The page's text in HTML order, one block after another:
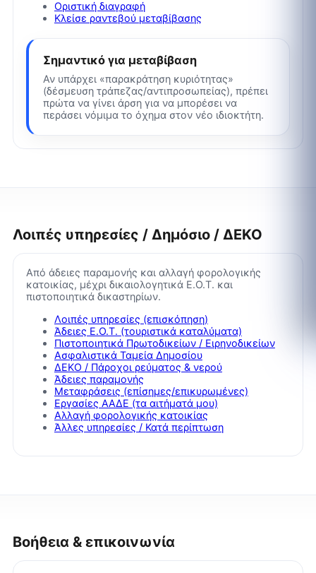
Οριστική διαγραφή
Κλείσε ραντεβού μεταβίβασης
Σημαντικό για μεταβίβαση
Αν υπάρχει «παρακράτηση κυριότητας»
(δέσμευση τράπεζας/αντιπροσωπείας), πρέπει
πρώτα να γίνει άρση για να μπορέσει να
περάσει νόμιμα το όχημα στον νέο ιδιοκτήτη.
Λοιπές υπηρεσίες / Δημόσιο / ΔΕΚΟ
Από άδειες παραμονής και αλλαγή φορολογικής
κατοικίας, μέχρι δικαιολογητικά Ε.Ο.Τ. και
πιστοποιητικά δικαστηρίων.
Λοιπές υπηρεσίες (επισκόπηση)
Άδειες Ε.Ο.Τ. (τουριστικά καταλύματα)
Πιστοποιητικά Πρωτοδικείων / Ειρηνοδικείων
Ασφαλιστικά Ταμεία Δημοσίου
ΔΕΚΟ / Πάροχοι ρεύματος & νερού
Άδειες παραμονής
Μεταφράσεις (επίσημες/επικυρωμένες)
Εργασίες ΑΑΔΕ (τα αιτήματά μου)
Αλλαγή φορολογικής κατοικίας
Άλλες υπηρεσίες / Κατά περίπτωση
Βοήθεια & επικοινωνία